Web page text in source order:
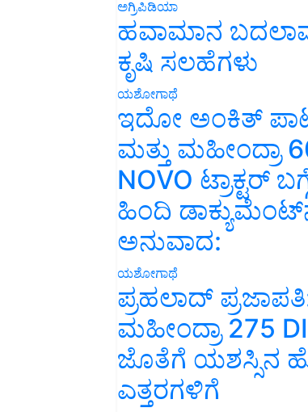
ಅಗ್ರಿಪಿಡಿಯಾ
ಹವಾಮಾನ
ಕೃಷಿ ಸಲಹೆಗಳು
ಯಶೋಗಾಥೆ
ಇದೋ ಅಂಕಿತ್
ಮತ್ತು ಮಹೀಂದ್ರಾ
NOVO ಟ್ರಾಕ್ಟರ್
ಹಿಂದಿ
ಅನುವಾದ:
ಯಶೋಗಾಥೆ
ಪ್ರಹಲಾದ್
ಮಹೀಂದ್ರಾ 275
ಜೊತೆಗೆ ಯಶಸ್ಸಿನ
ಎತ್ತರಗಳಿಗೆ